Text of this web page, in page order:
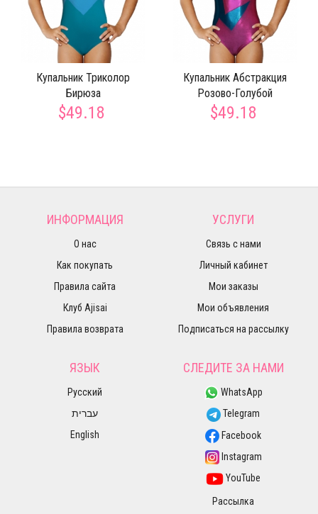
Купальник Триколор
Бирюза
$49.18
Купальник Абстракция
Розово-Голубой
$49.18
ИНФОРМАЦИЯ
О нас
Как покупать
Правила сайта
Клуб Ajisai
Правила возврата
УСЛУГИ
Связь с нами
Личный кабинет
Мои заказы
Мои объявления
Подписаться на рассылку
ЯЗЫК
Русский
עברית
English
СЛЕДИТЕ ЗА НАМИ
WhatsApp
Telegram
Facebook
Instagram
YouTube
Рассылка